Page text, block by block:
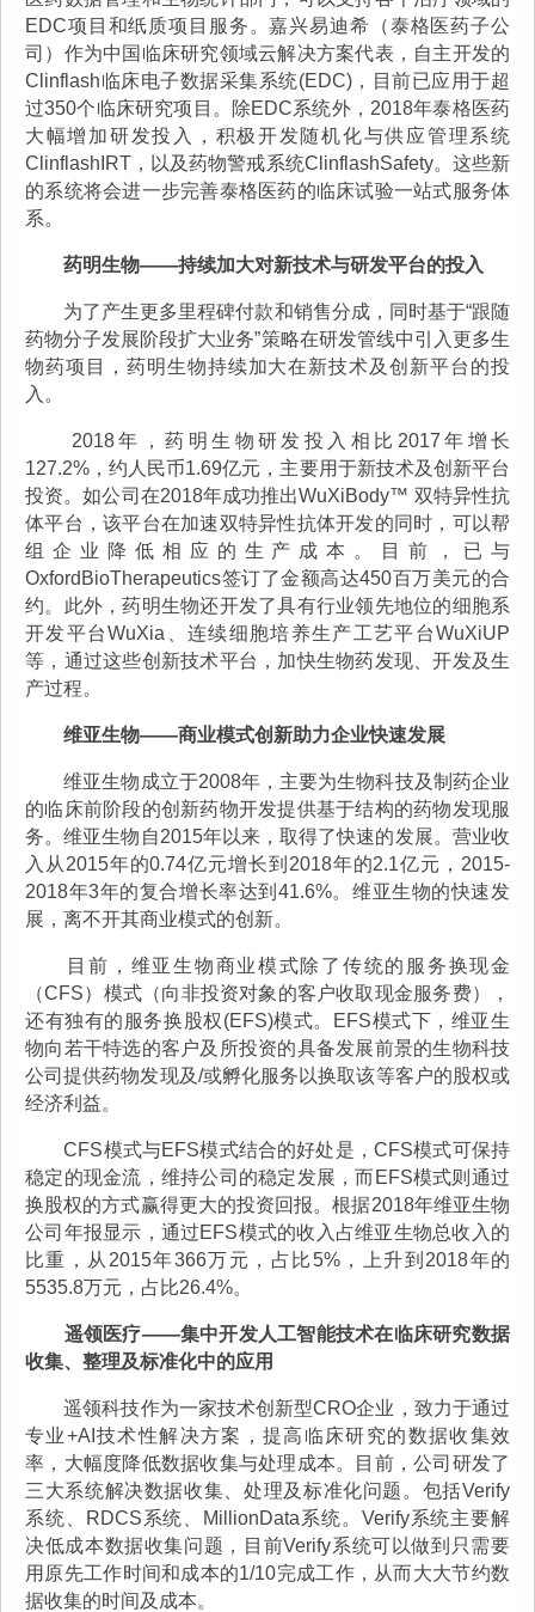
EDC项目和纸质项目服务。嘉兴易迪希（泰格医药子公
司）作为中国临床研究领域云解决方案代表，自主开发的
Clinflash临床电子数据采集系统(EDC)，目前已应用于超
过350个临床研究项目。除EDC系统外，2018年泰格医药
大幅增加研发投入，积极开发随机化与供应管理系统
ClinflashIRT，以及药物警戒系统ClinflashSafety。这些新
的系统将会进一步完善泰格医药的临床试验一站式服务体
系。
药明生物——持续加大对新技术与研发平台的投入
为了产生更多里程碑付款和销售分成，同时基于“跟随
药物分子发展阶段扩大业务”策略在研发管线中引入更多生
物药项目，药明生物持续加大在新技术及创新平台的投
入。
2018年，药明生物研发投入相比2017年增长
127.2%，约人民币1.69亿元，主要用于新技术及创新平台
投资。如公司在2018年成功推出WuXiBody™ 双特异性抗
体平台，该平台在加速双特异性抗体开发的同时，可以帮
组企业降低相应的生产成本。目前，已与
OxfordBioTherapeutics签订了金额高达450百万美元的合
约。此外，药明生物还开发了具有行业领先地位的细胞系
开发平台WuXia、连续细胞培养生产工艺平台WuXiUP
等，通过这些创新技术平台，加快生物药发现、开发及生
产过程。
维亚生物——商业模式创新助力企业快速发展
维亚生物成立于2008年，主要为生物科技及制药企业
的临床前阶段的创新药物开发提供基于结构的药物发现服
务。维亚生物自2015年以来，取得了快速的发展。营业收
入从2015年的0.74亿元增长到2018年的2.1亿元，2015-
2018年3年的复合增长率达到41.6%。维亚生物的快速发
展，离不开其商业模式的创新。
目前，维亚生物商业模式除了传统的服务换现金
（CFS）模式（向非投资对象的客户收取现金服务费），
还有独有的服务换股权(EFS)模式。EFS模式下，维亚生
物向若干特选的客户及所投资的具备发展前景的生物科技
公司提供药物发现及/或孵化服务以换取该等客户的股权或
经济利益。
CFS模式与EFS模式结合的好处是，CFS模式可保持
稳定的现金流，维持公司的稳定发展，而EFS模式则通过
换股权的方式赢得更大的投资回报。根据2018年维亚生物
公司年报显示，通过EFS模式的收入占维亚生物总收入的
比重，从2015年366万元，占比5%，上升到2018年的
5535.8万元，占比26.4%。
遥领医疗——集中开发人工智能技术在临床研究数据
收集、整理及标准化中的应用
遥领科技作为一家技术创新型CRO企业，致力于通过
专业+AI技术性解决方案，提高临床研究的数据收集效
率，大幅度降低数据收集与处理成本。目前，公司研发了
三大系统解决数据收集、处理及标准化问题。包括Verify
系统、RDCS系统、MillionData系统。Verify系统主要解
决低成本数据收集问题，目前Verify系统可以做到只需要
用原先工作时间和成本的1/10完成工作，从而大大节约数
据收集的时间及成本。